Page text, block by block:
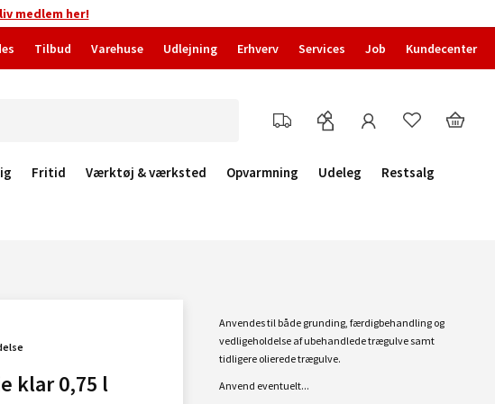
medlem her!
Tilbud Varehuse Udlejning Erhverv Services Job Kundecenter
Fritid Værktøj & værksted Opvarmning Udeleg
Restsalg
klar 0,75 l
Anvendes til både grunding, færdigbehandling og
vedligeholdelse af ubehandlede trægulve samt
tidligere olierede trægulve.
Anvend eventuelt...